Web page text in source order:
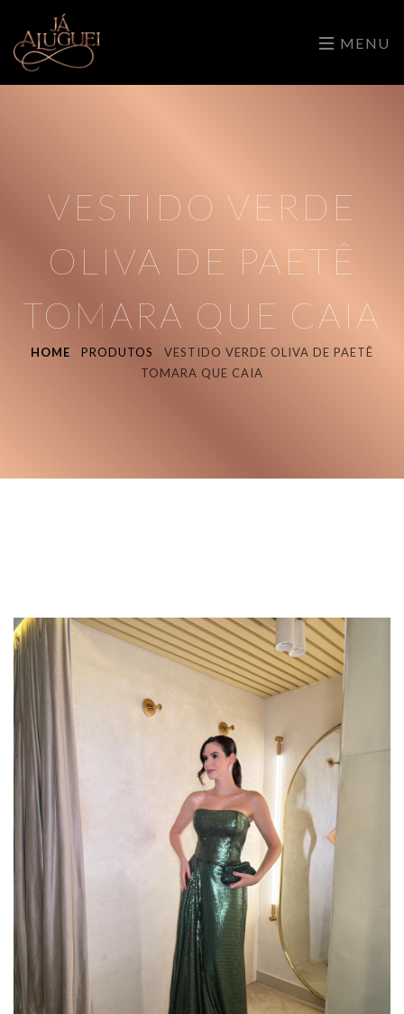
MENU
VESTIDO VERDE
OLIVA DE PAETÊ
TOMARA QUE CAIA
HOME PRODUTOS
VESTIDO VERDE OLIVA DE PAETÊ
TOMARA QUE CAIA